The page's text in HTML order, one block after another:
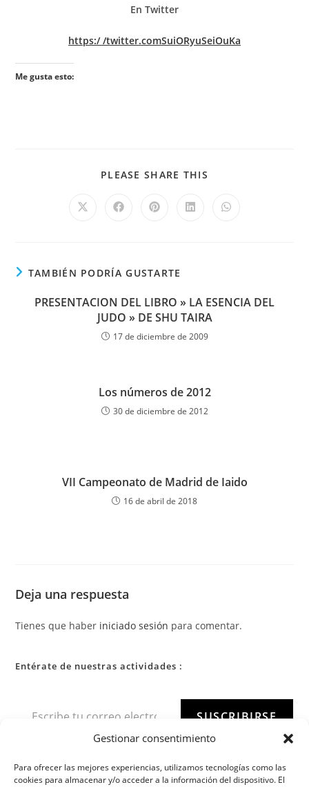
Gestionar consentimiento
Para ofrecer las mejores experiencias, utilizamos tecnologías como las
cookies para almacenar y/o acceder a la información del dispositivo. El
En Twitter
https:/ /twitter.comSuiORyuSeiOuKa
Me gusta esto:
PLEASE SHARE THIS
TAMBIÉN PODRÍA GUSTARTE
PRESENTACION DEL LIBRO » LA ESENCIA DEL
JUDO » DE SHU TAIRA
17 de diciembre de 2009
Los números de 2012
30 de diciembre de 2012
VII Campeonato de Madrid de Iaido
16 de abril de 2018
Deja una respuesta
Tienes que haber iniciado sesión para comentar.
Entérate de nuestras actividades :
SUSCRIBIRSE